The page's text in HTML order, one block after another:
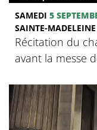
SAMEDI 5
SAINTE-
Récitation du
avant la messe